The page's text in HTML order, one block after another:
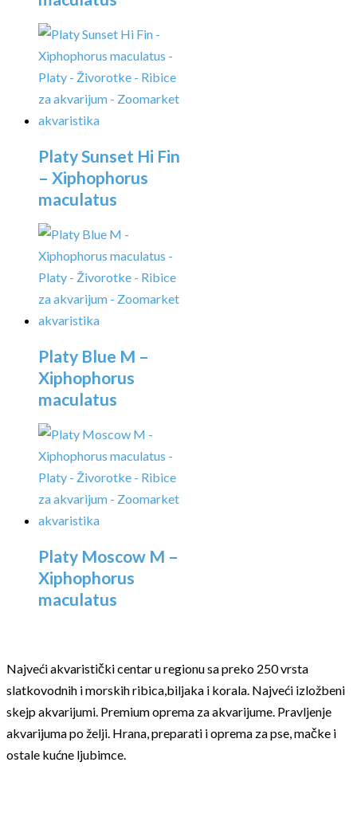
Platy Sunset Hi Fin
– Xiphophorus
maculatus
Platy Blue M –
Xiphophorus
maculatus
Platy Moscow M –
Xiphophorus
maculatus
Najveći akvaristički centar u regionu sa preko 250 vrsta
slatkovodnih i morskih ribica,biljaka i korala. Najveći izložbeni
skejp akvarijumi. Premium oprema za akvarijume. Pravljenje
akvarijuma po želji. Hrana, preparati i oprema za pse, mačke i
ostale kućne ljubimce.